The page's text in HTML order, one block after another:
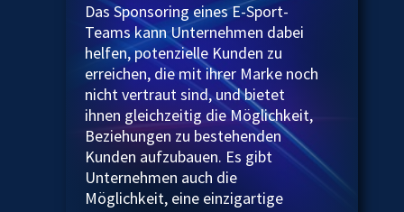
Das Sponsoring eines E-Sport-
Teams kann Unternehmen dabei
helfen, potenzielle Kunden zu
erreichen, die mit ihrer Marke noch
nicht vertraut sind, und bietet
ihnen gleichzeitig die Möglichkeit,
Beziehungen zu bestehenden
Kunden aufzubauen. Es gibt
Unternehmen auch die
Möglichkeit, eine einzigartige